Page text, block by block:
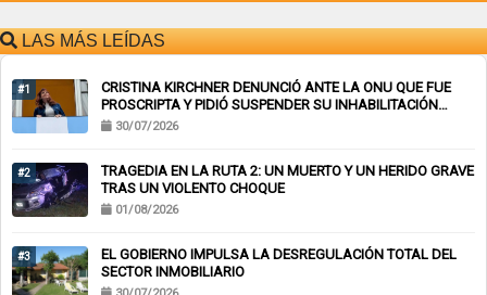
LAS MÁS LEÍDAS
#1
CRISTINA KIRCHNER DENUNCIÓ ANTE LA ONU QUE FUE
PROSCRIPTA Y PIDIÓ SUSPENDER SU INHABILITACIÓN
PERPETUA
30/07/2026
#2
TRAGEDIA EN LA RUTA 2: UN MUERTO Y UN HERIDO GRAVE
TRAS UN VIOLENTO CHOQUE
01/08/2026
#3
EL GOBIERNO IMPULSA LA DESREGULACIÓN TOTAL DEL
SECTOR INMOBILIARIO